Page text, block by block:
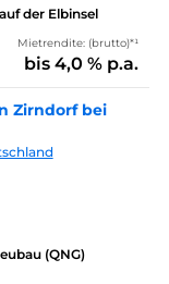
der Elbinsel
Mietrendite: (brutto)*¹
bis 4,0 % p.a.
Zirndorf bei
(QNG)